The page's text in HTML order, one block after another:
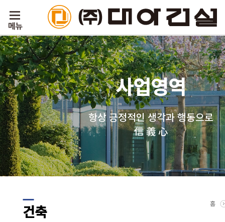
사업영역
항상 긍정적인 생각과 행동으로
信 義 心
건축 홈